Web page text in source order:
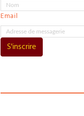
Email
S'inscrire